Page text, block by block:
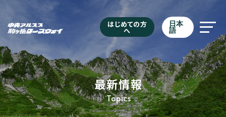
はじめての方
へ
日本
語
最新情報
Topics